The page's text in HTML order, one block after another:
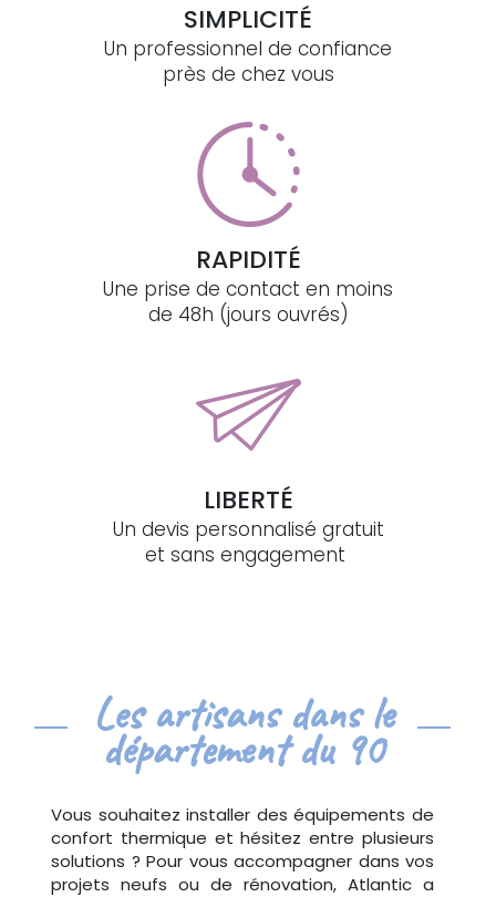
SIMPLICITÉ
Un professionnel de confiance
près de chez vous
RAPIDITÉ
Une prise de contact en moins
de 48h (jours ouvrés)
LIBERTÉ
Un devis personnalisé gratuit
et sans engagement
Les artisans dans le
département du 90
Vous souhaitez installer des équipements de
confort thermique et hésitez entre plusieurs
solutions ? Pour vous accompagner dans vos
projets neufs ou de rénovation, Atlantic a